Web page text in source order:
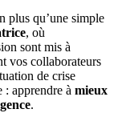
plus qu’une simple
, où
sont mis à
vos collaborateurs
de crise
: apprendre à mieux
.